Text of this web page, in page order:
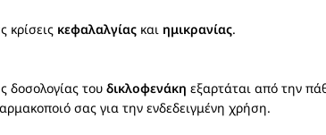
κρίσεις κεφαλαλγίας και ημικρανίας.
δοσολογίας του δικλοφενάκη εξαρτάται από την
σας για την ενδεδειγμένη χρήση.